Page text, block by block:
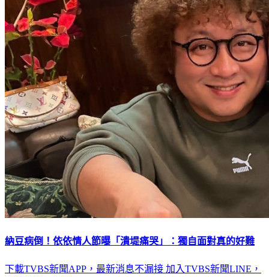
納豆病倒！依依情人節曝「潰堤痛哭」：獨自面對真的好難
下載TVBS新聞APP，最新消息不漏接 加入TVBS新聞LINE，